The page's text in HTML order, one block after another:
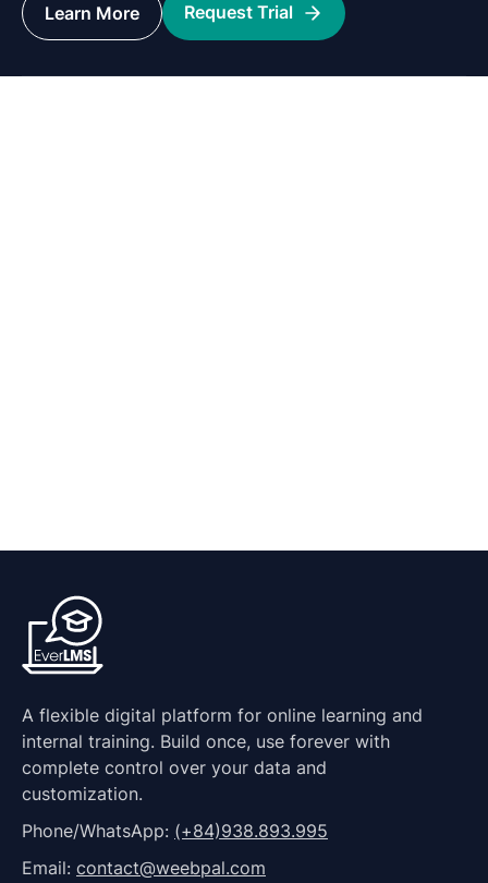
Learn More Request Trial
A flexible digital platform for online learning and
internal training. Build once, use forever with
complete control over your data and
customization.
Phone/WhatsApp: (+84)938.893.995
Email: contact@weebpal.com